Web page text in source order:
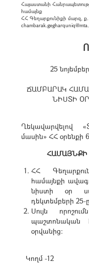
Հայաստանի
համայնք
ՀՀ Գեղարքունիքի մարզ,
25
ՃԱՄԲԱՐԱԿ
ՆԻՍՏԻ
Ղեկավարվելով
մասին» ՀՀ օրենքի
ՀԱՄԱՅՆՔԻ
ՀՀ
համայնքի
նիստի օր
դեկտեմբերի 25-
Սույն
պաշտոնական
օրվանից:
Կողմ -12